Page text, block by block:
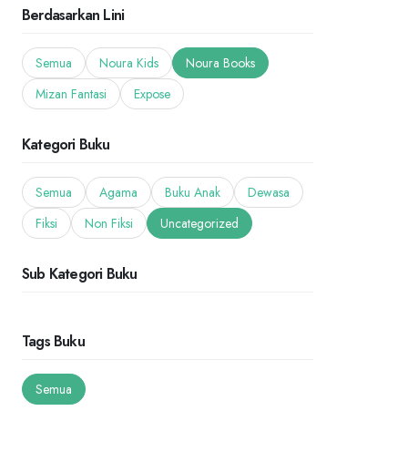
Berdasarkan Lini
Semua Noura Kids
Noura Books
Mizan Fantasi
Expose
Kategori Buku
Semua Agama Buku Anak
Dewasa
Fiksi
Non Fiksi Uncategorized
Sub Kategori Buku
Tags Buku
Semua